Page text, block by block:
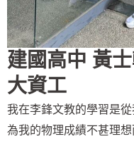
建國高中 黃
大資工
我在李鋒文教的學習是
為我的物理成績不甚理